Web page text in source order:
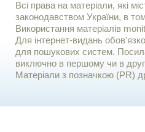
Всі права на матеріали, які
законодавством України, в
Використання матерiалiв
Для iнтернет-видань
для пошукових систем.
виключно в першому чи в
Матеріали з позначкою (PR)